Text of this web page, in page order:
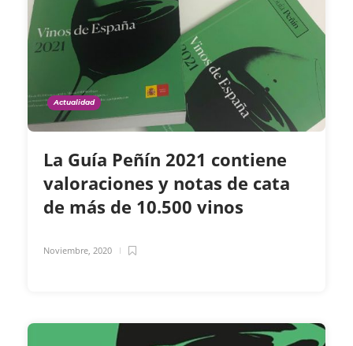
Actualidad
La Guía Peñín 2021 contiene
valoraciones y notas de cata
de más de 10.500 vinos
Noviembre, 2020